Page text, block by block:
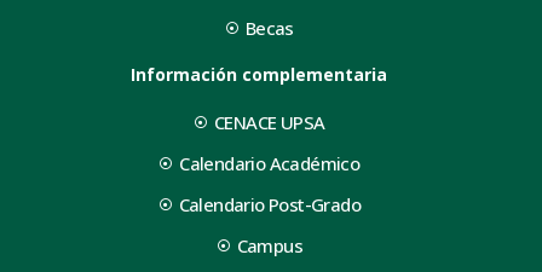
Becas
Información complementaria
CENACE UPSA
Calendario Académico
Calendario Post-Grado
Campus